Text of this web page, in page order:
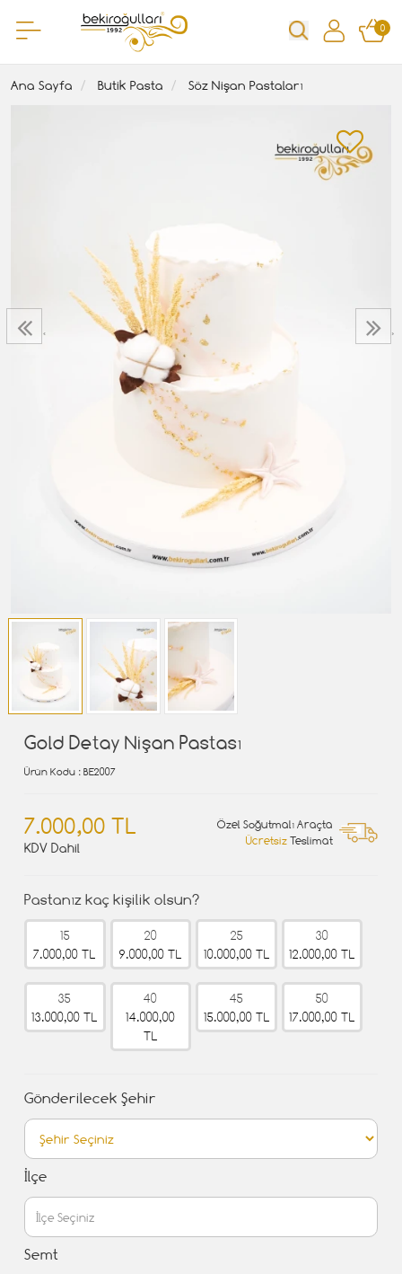
0
Ana Sayfa Butik Pasta Söz Nişan Pastaları
‹ ›
Gold Detay Nişan Pastası
Ürün Kodu : BE2007
7.000,00 TL
KDV Dahil
Özel Soğutmalı Araçta
Ücretsiz Teslimat
Pastanız kaç kişilik olsun?
15
7.000,00 TL
20
9.000,00 TL
25
10.000,00 TL
30
12.000,00 TL
35
13.000,00 TL
40
14.000,00
TL
45
15.000,00 TL
50
17.000,00 TL
Gönderilecek Şehir
İlçe
Semt